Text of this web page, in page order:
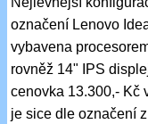
označení Lenovo
vybavena
rovněž 14" IPS
cenovka 13.300,- Kč
je sice dle označení